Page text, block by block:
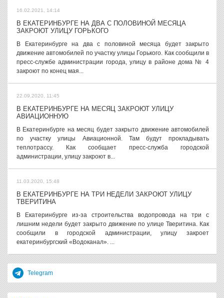
16.02.2021, 14:14
В ЕКАТЕРИНБУРГЕ НА ДВА С ПОЛОВИНОЙ МЕСЯЦА
ЗАКРОЮТ УЛИЦУ ГОРЬКОГО
В Екатеринбурге на два с половиной месяца будет закрыто
движение автомобилей по участку улицы Горького. Как сообщили в
пресс-службе администрации города, улицу в районе дома № 4
закроют по конец мая...
22.09.2020, 11:45
В ЕКАТЕРИНБУРГЕ НА МЕСЯЦ ЗАКРОЮТ УЛИЦУ
АВИАЦИОННУЮ
В Екатеринбурге на месяц будет закрыто движение автомобилей
по участку улицы Авиационной. Там будут прокладывать
теплотрассу. Как сообщает пресс-служба городской
администрации, улицу закроют в...
11.03.2020, 15:48
В ЕКАТЕРИНБУРГЕ НА ТРИ НЕДЕЛИ ЗАКРОЮТ УЛИЦУ
ТВЕРИТИНА
В Екатеринбурге из-за строительства водопровода на три с
лишним недели будет закрыто движение по улице Тверитина. Как
сообщили в городской администрации, улицу закроет
екатеринбургский «Водоканал». ...
Telegram